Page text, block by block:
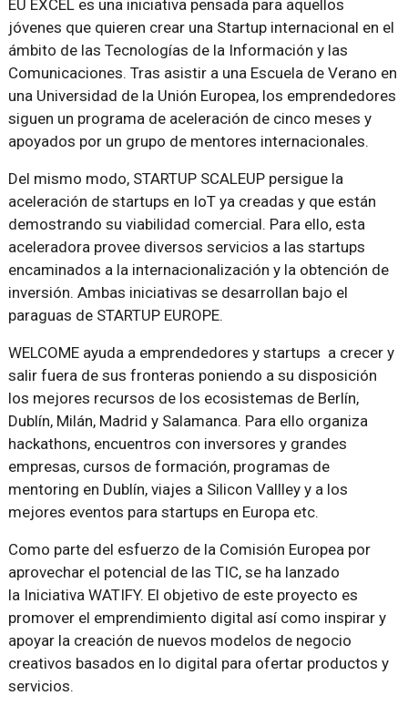
EU EXCEL es una iniciativa pensada para aquellos
jóvenes que quieren crear una Startup internacional en el
ámbito de las Tecnologías de la Información y las
Comunicaciones. Tras asistir a una Escuela de Verano en
una Universidad de la Unión Europea, los emprendedores
siguen un programa de aceleración de cinco meses y
apoyados por un grupo de mentores internacionales.
Del mismo modo, STARTUP SCALEUP persigue la
aceleración de startups en IoT ya creadas y que están
demostrando su viabilidad comercial. Para ello, esta
aceleradora provee diversos servicios a las startups
encaminados a la internacionalización y la obtención de
inversión. Ambas iniciativas se desarrollan bajo el
paraguas de STARTUP EUROPE.
WELCOME ayuda a emprendedores y startups a crecer y
salir fuera de sus fronteras poniendo a su disposición
los mejores recursos de los ecosistemas de Berlín,
Dublín, Milán, Madrid y Salamanca. Para ello organiza
hackathons, encuentros con inversores y grandes
empresas, cursos de formación, programas de
mentoring en Dublín, viajes a Silicon Vallley y a los
mejores eventos para startups en Europa etc.
Como parte del esfuerzo de la Comisión Europea por
aprovechar el potencial de las TIC, se ha lanzado
la Iniciativa WATIFY. El objetivo de este proyecto es
promover el emprendimiento digital así como inspirar y
apoyar la creación de nuevos modelos de negocio
creativos basados en lo digital para ofertar productos y
servicios.